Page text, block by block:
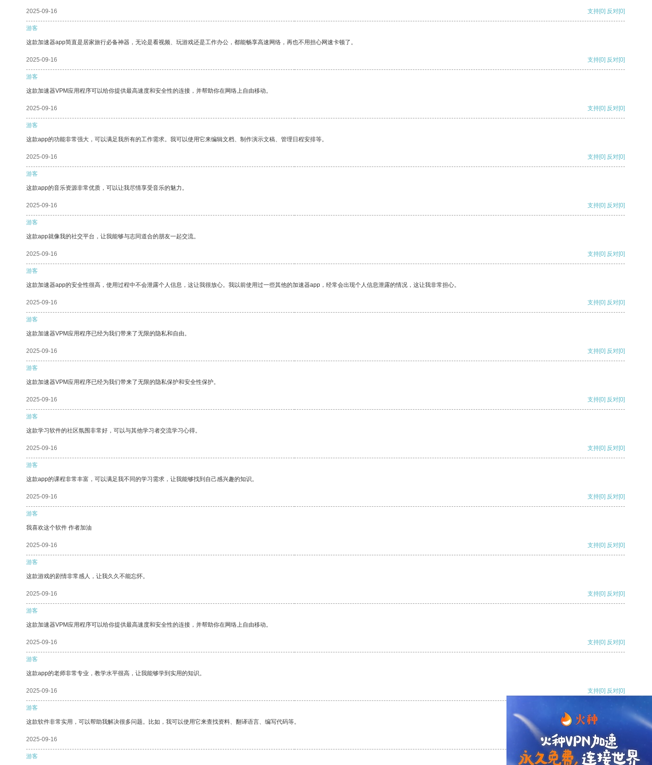
2025-09-16 支持[0] 反对[0]
游客
这款加速器app简直是居家旅行必备神器，无论是看视频、玩游戏还是工作办公，都能畅享高速网络，再也不用担心网速卡顿了。
2025-09-16 支持[0] 反对[0]
游客
这款加速器VPM应用程序可以给你提供最高速度和安全性的连接，并帮助你在网络上自由移动。
2025-09-16 支持[0] 反对[0]
游客
这款app的功能非常强大，可以满足我所有的工作需求。我可以使用它来编辑文档、制作演示文稿、管理日程安排等。
2025-09-16 支持[0] 反对[0]
游客
这款app的音乐资源非常优质，可以让我尽情享受音乐的魅力。
2025-09-16 支持[0] 反对[0]
游客
这款app就像我的社交平台，让我能够与志同道合的朋友一起交流。
2025-09-16 支持[0] 反对[0]
游客
这款加速器app的安全性很高，使用过程中不会泄露个人信息，这让我很放心。我以前使用过一些其他的加速器app，经常会出现个人信息泄露的情况，这让我非常担心。
2025-09-16 支持[0] 反对[0]
游客
这款加速器VPM应用程序已经为我们带来了无限的隐私和自由。
2025-09-16 支持[0] 反对[0]
游客
这款加速器VPM应用程序已经为我们带来了无限的隐私保护和安全性保护。
2025-09-16 支持[0] 反对[0]
游客
这款学习软件的社区氛围非常好，可以与其他学习者交流学习心得。
2025-09-16 支持[0] 反对[0]
游客
这款app的课程非常丰富，可以满足我不同的学习需求，让我能够找到自己感兴趣的知识。
2025-09-16 支持[0] 反对[0]
游客
我喜欢这个软件 作者加油
2025-09-16 支持[0] 反对[0]
游客
这款游戏的剧情非常感人，让我久久不能忘怀。
2025-09-16 支持[0] 反对[0]
游客
这款加速器VPM应用程序可以给你提供最高速度和安全性的连接，并帮助你在网络上自由移动。
2025-09-16 支持[0] 反对[0]
游客
这款app的老师非常专业，教学水平很高，让我能够学到实用的知识。
2025-09-16 支持[0] 反对[0]
游客
这款软件非常实用，可以帮助我解决很多问题。比如，我可以使用它来查找资料、翻译语言、编写代码等。
2025-09-16 支持[0] 反对
游客